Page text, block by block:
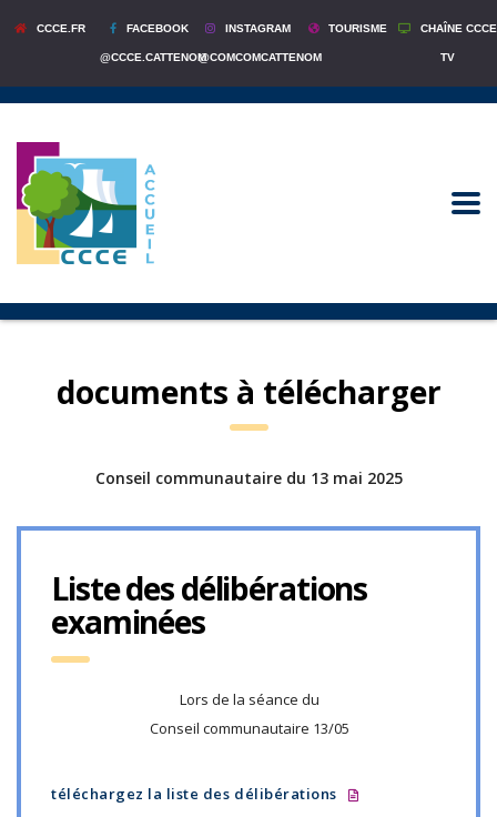
CCCE.FR FACEBOOK
@CCCE.CATTENOM
INSTAGRAM
@COMCOMCATTENOM
TOURISME CHAÎNE CCCE
TV
documents à télécharger
Conseil communautaire du 13 mai 2025
Liste des délibérations
examinées
Lors de la séance du
Conseil communautaire 13/05
téléchargez la liste des délibérations